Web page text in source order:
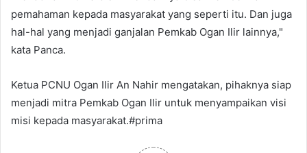
pemahaman kepada masyarakat yang seperti itu. Dan juga
hal-hal yang menjadi ganjalan Pemkab Ogan Ilir lainnya,"
kata Panca.
Ketua PCNU Ogan Ilir An Nahir mengatakan, pihaknya siap
menjadi mitra Pemkab Ogan Ilir untuk menyampaikan visi
misi kepada masyarakat.#prima